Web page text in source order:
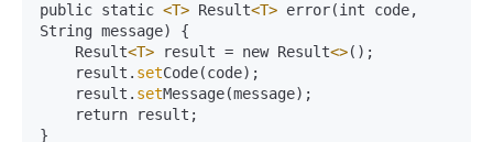
public static <T> Result<T> error(int code,
String message) {
    Result
<T> result = new Result<>();
    result.
setCode(code);
    result.
setMessage(message);